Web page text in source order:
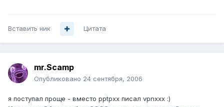
Вставить ник Цитата
mr.Scamp
Опубликовано 24 сентября, 2006
я поступал проще - вместо pptpxx писал vpnxxx :)